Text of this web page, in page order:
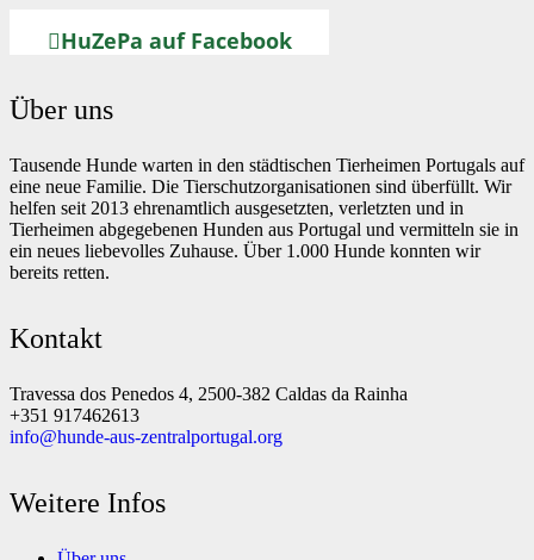
HuZePa auf Facebook
Über uns
Tausende Hunde warten in den städtischen Tierheimen Portugals auf
eine neue Familie. Die Tierschutzorganisationen sind überfüllt. Wir
helfen seit 2013 ehrenamtlich ausgesetzten, verletzten und in
Tierheimen abgegebenen Hunden aus Portugal und vermitteln sie in
ein neues liebevolles Zuhause. Über 1.000 Hunde konnten wir
bereits retten.
Kontakt
Travessa dos Penedos 4, 2500-382 Caldas da Rainha
+351 917462613
info@hunde-aus-zentralportugal.org
Weitere Infos